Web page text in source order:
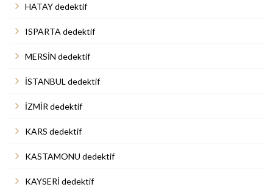
HATAY dedektif
ISPARTA dedektif
MERSİN dedektif
İSTANBUL dedektif
İZMİR dedektif
KARS dedektif
KASTAMONU dedektif
KAYSERİ dedektif